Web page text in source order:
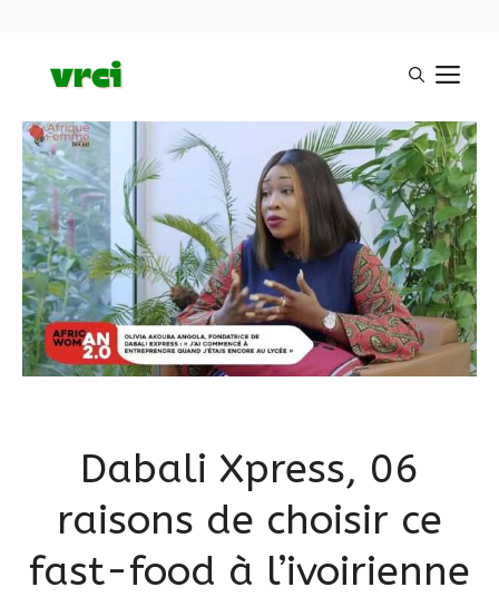
Dabali Xpress, 06
raisons de choisir ce
fast-food à l’ivoirienne